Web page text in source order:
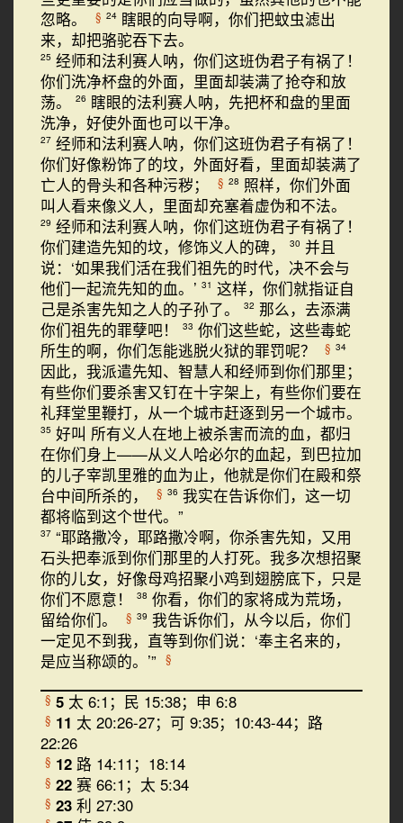
忽略。
§ 24 瞎眼的向导啊，你们把蚊虫滤出
来，却把骆驼吞下去。
25 经师和法利赛人呐，你们这班伪君子有祸了！
你们洗净杯盘的外面，里面却装满了抢夺和放
荡。
26 瞎眼的法利赛人呐，先把杯和盘的里面
洗净，好使外面也可以干净。
27 经师和法利赛人呐，你们这班伪君子有祸了！
你们好像粉饰了的坟，外面好看，里面却装满了
亡人的骨头和各种污秽；
§ 28 照样，你们外面
叫人看来像义人，里面却充塞着虚伪和不法。
29 经师和法利赛人呐，你们这班伪君子有祸了！
你们建造先知的坟，修饰义人的碑，
30 并且
说：‘如果我们活在我们祖先的时代，决不会与
他们一起流先知的血。’ 31 这样，你们就指证自
己是杀害先知之人的子孙了。
32 那么，去添满
你们祖先的罪孽吧！
33 你们这些蛇，这些毒蛇
所生的啊，你们怎能逃脱火狱的罪罚呢？
§ 34
因此，我派遣先知、智慧人和经师到你们那里；
有些你们要杀害又钉在十字架上，有些你们要在
礼拜堂里鞭打，从一个城市赶逐到另一个城市。
35 好叫 所有义人在地上被杀害而流的血，都归
在你们身上——从义人哈必尔的血起，到巴拉加
的儿子宰凯里雅的血为止，他就是你们在殿和祭
台中间所杀的，
§ 36 我实在告诉你们，这一切
都将临到这个世代。”
37 “耶路撒冷，耶路撒冷啊，你杀害先知，又用
石头把奉派到你们那里的人打死。我多次想招聚
你的儿女，好像母鸡招聚小鸡到翅膀底下，只是
你们不愿意！
38 你看，你们的家将成为荒场，
留给你们。
§ 39 我告诉你们，从今以后，你们
一定见不到我，直等到你们说：‘奉主名来的，
是应当称颂的。’”
§
§ 5 太 6:1；民 15:38；申 6:8
§ 11 太 20:26-27；可 9:35；10:43-44；路
22:26
§ 12 路 14:11；18:14
§ 22 赛 66:1；太 5:34
§ 23 利 27:30